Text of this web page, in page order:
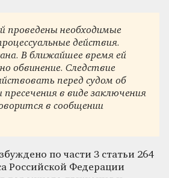
проведены необходимые
действия.
В ближайшее время ей
обвинение. Следствие
перед судом об
пресечения в виде заключения
в сообщении
по части 3 статьи 264
Российской Федерации